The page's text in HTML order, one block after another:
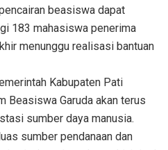
beasiswa dapat
183 mahasiswa penerima
menunggu realisasi bantuan
Kabupaten Pati
Beasiswa Garuda akan terus
sumber daya manusia.
sumber pendanaan dan